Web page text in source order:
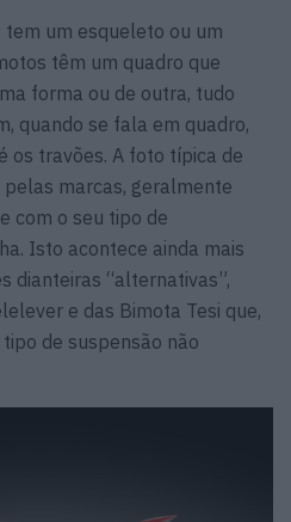
tem um esqueleto ou um
têm um quadro que
forma ou de outra, tudo
quando se fala em quadro,
os travões. A foto típica de
marcas, geralmente
com o seu tipo de
Isto acontece ainda mais
dianteiras “alternativas”,
e das Bimota Tesi que,
de suspensão não